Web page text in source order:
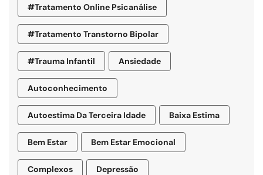
#tratamento Online Psicanálise
#tratamento Transtorno Bipolar
#trauma Infantil Ansiedade
Autoconhecimento
Autoestima Da Terceira Idade Baixa Estima
Bem Estar Bem Estar Emocional
Complexos Depressão